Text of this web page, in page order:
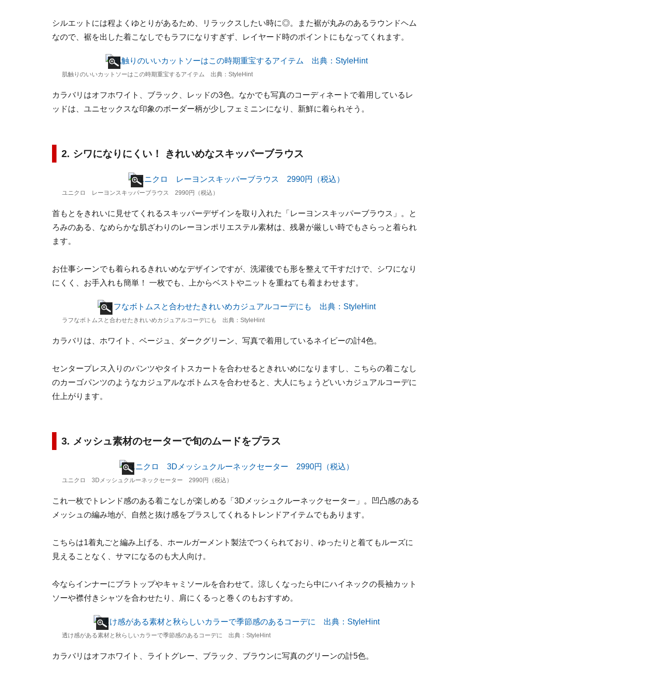
シルエットには程よくゆとりがあるため、リラックスしたい時に◎。また裾が丸みのあるラウンドヘム
なので、裾を出した着こなしでもラフになりすぎず、レイヤード時のポイントにもなってくれます。
肌触りのいいカットソーはこの時期重宝するアイテム 出典：StyleHint
カラバリはオフホワイト、ブラック、レッドの3色。なかでも写真のコーディネートで着用しているレ
ッドは、ユニセックスな印象のボーダー柄が少しフェミニンになり、新鮮に着られそう。
2. シワになりにくい！ きれいめなスキッパーブラウス
ユニクロ レーヨンスキッパーブラウス 2990円（税込）
首もとをきれいに見せてくれるスキッパーデザインを取り入れた「レーヨンスキッパーブラウス」。と
ろみのある、なめらかな肌ざわりのレーヨンポリエステル素材は、残暑が厳しい時でもさらっと着られ
ます。
お仕事シーンでも着られるきれいめなデザインですが、洗濯後でも形を整えて干すだけで、シワになり
にくく、お手入れも簡単！ 一枚でも、上からベストやニットを重ねても着まわせます。
ラフなボトムスと合わせたきれいめカジュアルコーデにも 出典：StyleHint
カラバリは、ホワイト、ベージュ、ダークグリーン、写真で着用しているネイビーの計4色。
センタープレス入りのパンツやタイトスカートを合わせるときれいめになりますし、こちらの着こなし
のカーゴパンツのようなカジュアルなボトムスを合わせると、大人にちょうどいいカジュアルコーデに
仕上がります。
3. メッシュ素材のセーターで旬のムードをプラス
ユニクロ 3Dメッシュクルーネックセーター 2990円（税込）
これ一枚でトレンド感のある着こなしが楽しめる「3Dメッシュクルーネックセーター」。凹凸感のある
メッシュの編み地が、自然と抜け感をプラスしてくれるトレンドアイテムでもあります。
こちらは1着丸ごと編み上げる、ホールガーメント製法でつくられており、ゆったりと着てもルーズに
見えることなく、サマになるのも大人向け。
今ならインナーにブラトップやキャミソールを合わせて。涼しくなったら中にハイネックの長袖カット
ソーや襟付きシャツを合わせたり、肩にくるっと巻くのもおすすめ。
透け感がある素材と秋らしいカラーで季節感のあるコーデに 出典：StyleHint
カラバリはオフホワイト、ライトグレー、ブラック、ブラウンに写真のグリーンの計5色。